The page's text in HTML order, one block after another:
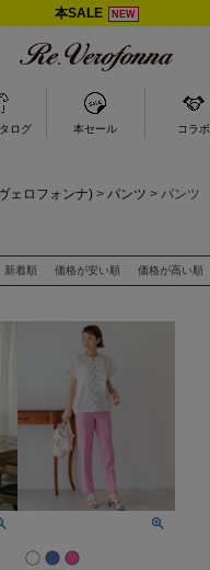
本SALE NEW
akiron × Re.Verofonna
ログ 本セール コラボ
ェロフォンナ) パンツ パンツ
新着順 価格が安い順 価格が高い順